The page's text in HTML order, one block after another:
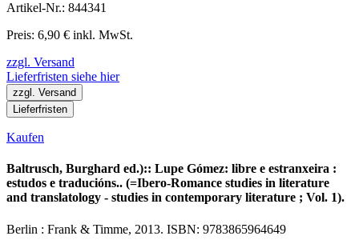
Artikel-Nr.: 844341
Preis: 6,90 € inkl. MwSt.
zzgl. Versand
Lieferfristen siehe hier
zzgl. Versand
Lieferfristen
Kaufen
Baltrusch, Burghard ed.):: Lupe Gómez: libre e estranxeira :
estudos e traducións.. (=Ibero-Romance studies in literature
and translatology - studies in contemporary literature ; Vol. 1).
Berlin : Frank & Timme, 2013. ISBN: 9783865964649